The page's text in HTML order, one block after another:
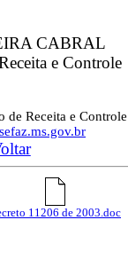
CABRAL
e Controle
de Receita e Controle
11206 de 2003.doc